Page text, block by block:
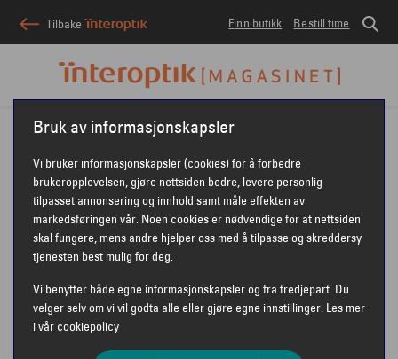
Tilbake Finn butikk Bestill time
Interoptik Interoptik-magasinet Solbriller
SOLBRILLER OG
SOLBRILLEGLASS
Bruk av informasjonskapsler
Vi bruker informasjonskapsler (cookies) for å forbedre
brukeropplevelsen, gjøre nettsiden bedre, levere personlig
tilpasset annonsering og innhold samt måle effekten av
markedsføringen vår. Noen cookies er nødvendige for at nettsiden
skal fungere, mens andre hjelper oss med å tilpasse og skreddersy
tjenesten best mulig for deg.
Vi benytter både egne informasjonskapsler og fra tredjepart. Du
velger selv om vi vil godta alle eller gjøre egne innstillinger. Les mer
i vår cookiepolicy